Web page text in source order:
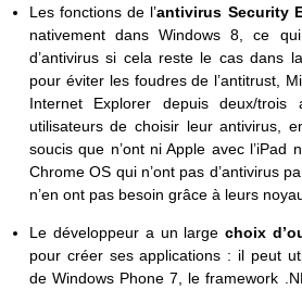
Les fonctions de l’antivirus Security
nativement dans Windows 8, ce
d’antivirus si cela reste le cas dans
pour éviter les foudres de l’antitrust,
Internet Explorer depuis deux/
utilisateurs de choisir leur antivirus,
soucis que n’ont ni Apple avec l’iPad
Chrome OS qui n’ont pas d’antivirus
n’en ont pas besoin grâce à leurs
Le développeur a un largechoix
pour créer ses applications : il peut
de Windows Phone 7, le framework